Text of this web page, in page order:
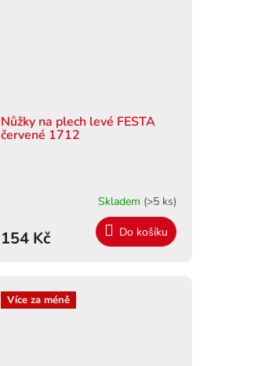
Nůžky na plech levé FESTA
červené 1712
Skladem (>5 ks)
154 Kč Do košíku
Více za méně